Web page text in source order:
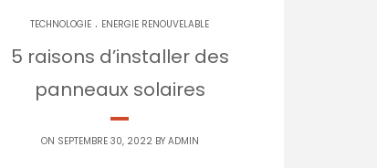
TECHNOLOGIE . ENERGIE RENOUVELABLE
5 raisons d’installer des
panneaux solaires
ON SEPTEMBRE 30, 2022 BY ADMIN